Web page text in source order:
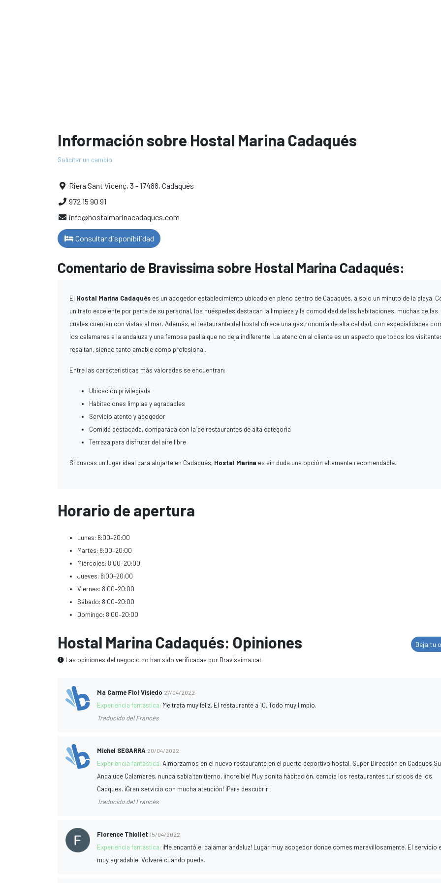
Información sobre Hostal Marina Cadaqués
Solicitar un cambio
Riera Sant Vicenç, 3 - 17488, Cadaqués
972 15 90 91
info@hostalmarinacadaques.com
Consultar disponibilidad
Comentario de Bravissima sobre Hostal Marina Cadaqués:
El Hostal Marina Cadaqués es un acogedor establecimiento ubicado en pleno centro de Cadaqués, a solo un minuto de la playa.
un trato excelente por parte de su personal, los huéspedes destacan la limpieza y la comodidad de las habitaciones, muchas de las
cuales cuentan con vistas al mar. Además, el restaurante del hostal ofrece una gastronomía de alta calidad, con especialidades
los calamares a la andaluza y una famosa paella que no deja indiferente. La atención al cliente es un aspecto que todos los
resaltan, siendo tanto amable como profesional.
Entre las características más valoradas se encuentran:
Ubicación privilegiada
Habitaciones limpias y agradables
Servicio atento y acogedor
Comida destacada, comparada con la de restaurantes de alta categoría
Terraza para disfrutar del aire libre
Si buscas un lugar ideal para alojarte en Cadaqués, Hostal Marina es sin duda una opción altamente recomendable.
Horario de apertura
Lunes: 8:00–20:00
Martes: 8:00–20:00
Miércoles: 8:00–20:00
Jueves: 8:00–20:00
Viernes: 8:00–20:00
Sábado: 8:00–20:00
Domingo: 8:00–20:00
Hostal Marina Cadaqués: Opiniones
Las opiniones del negocio no han sido verificadas por Bravissima.cat.
Deja tu
Ma Carme Fiol Visiedo 27/04/2022
Experiencia fantástica: Me trata muy feliz. El restaurante a 10. Todo muy limpio.
Traducido del Francés
Michel SEGARRA 20/04/2022
Experiencia fantástica:Almorzamos en el nuevo restaurante en el puerto deportivo hostal. Super Dirección en Cadques
Andaluce Calamares, nunca sabía tan tierno, ¡increíble! Muy bonita habitación, cambia los restaurantes turísticos de los
Cadques. ¡Gran servicio con mucha atención! ¡Para descubrir!
Traducido del Francés
Florence Thiollet 15/04/2022
Experiencia fantástica: ¡Me encantó el calamar andaluz! Lugar muy acogedor donde comes maravillosamente. El servicio
muy agradable. Volveré cuando pueda.